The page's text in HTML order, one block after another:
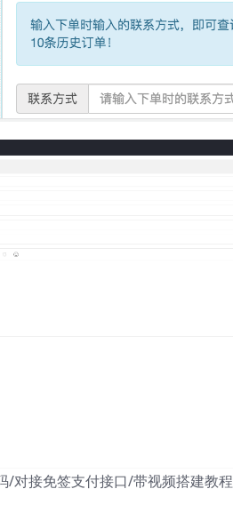
/对接免签支付接口/带视频搭建教程